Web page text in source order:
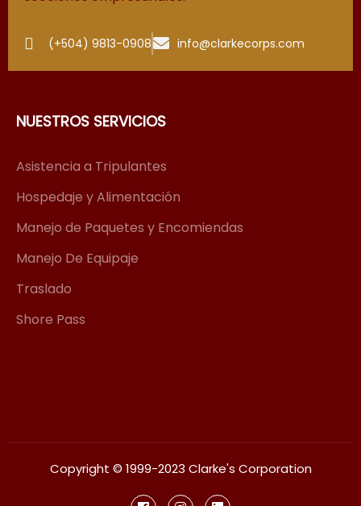
(+504) 9813-0908 info@clarkecorps.com
NUESTROS SERVICIOS
Asistencia a Tripulantes
Hospedaje y Alimentación
Manejo de Paquetes y Encomiendas
Manejo De Equipaje
Traslado
Shore Pass
Copyright © 1999-2023 Clarke's Corporation